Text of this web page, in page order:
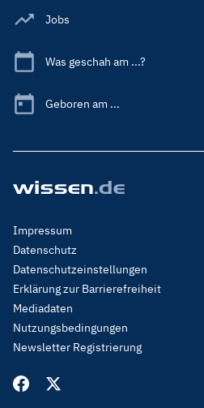
Jobs
Was geschah am ...?
Geboren am ...
Footer
Menu
Legal
Impressum
Datenschutz
Datenschutzeinstellungen
Erklärung zur Barrierefreiheit
Mediadaten
Nutzungsbedingungen
Newsletter Registrierung